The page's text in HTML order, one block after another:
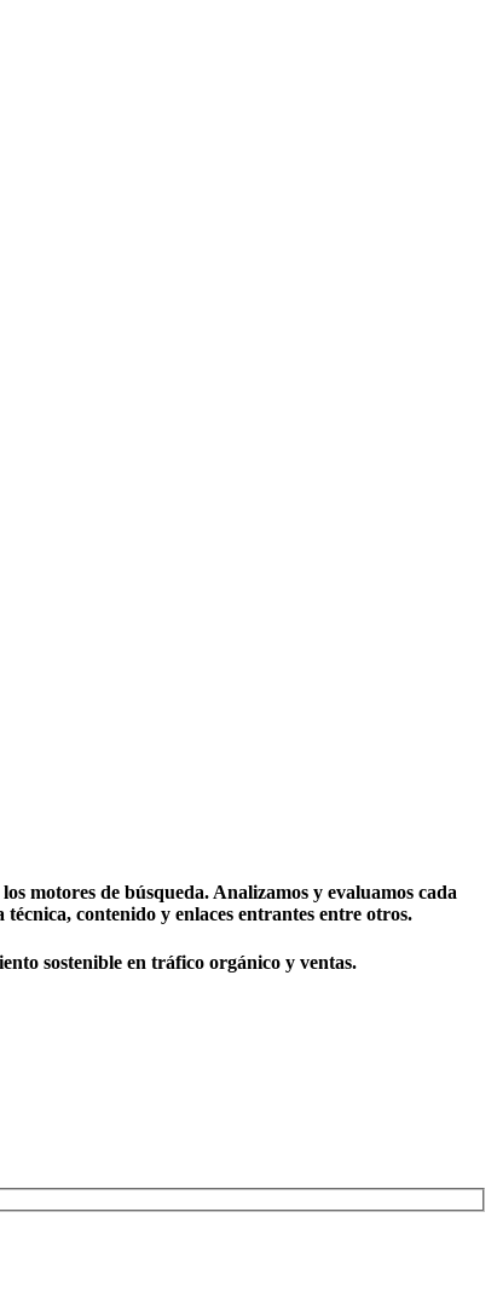
motores de búsqueda. Analizamos y evaluamos cada
contenido y enlaces entrantes entre otros.
sostenible en tráfico orgánico y ventas.